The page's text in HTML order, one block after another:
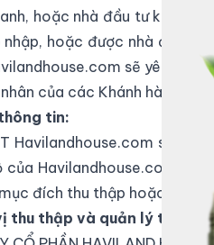
hoặc nhà đầu tư khác
hoặc được nhà đầu tư
sẽ yêu cầu
của các Khánh hàng.
tin:
Havilandhouse.com sẽ lưu
Havilandhouse.com
đích thu thập hoặc khi
thu thập và quản lý thông